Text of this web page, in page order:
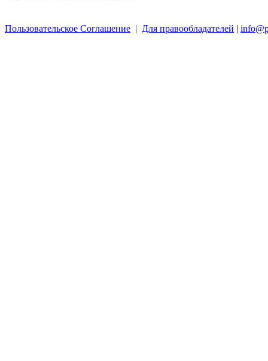
Пользовательское Соглашение | Для правообладателей |